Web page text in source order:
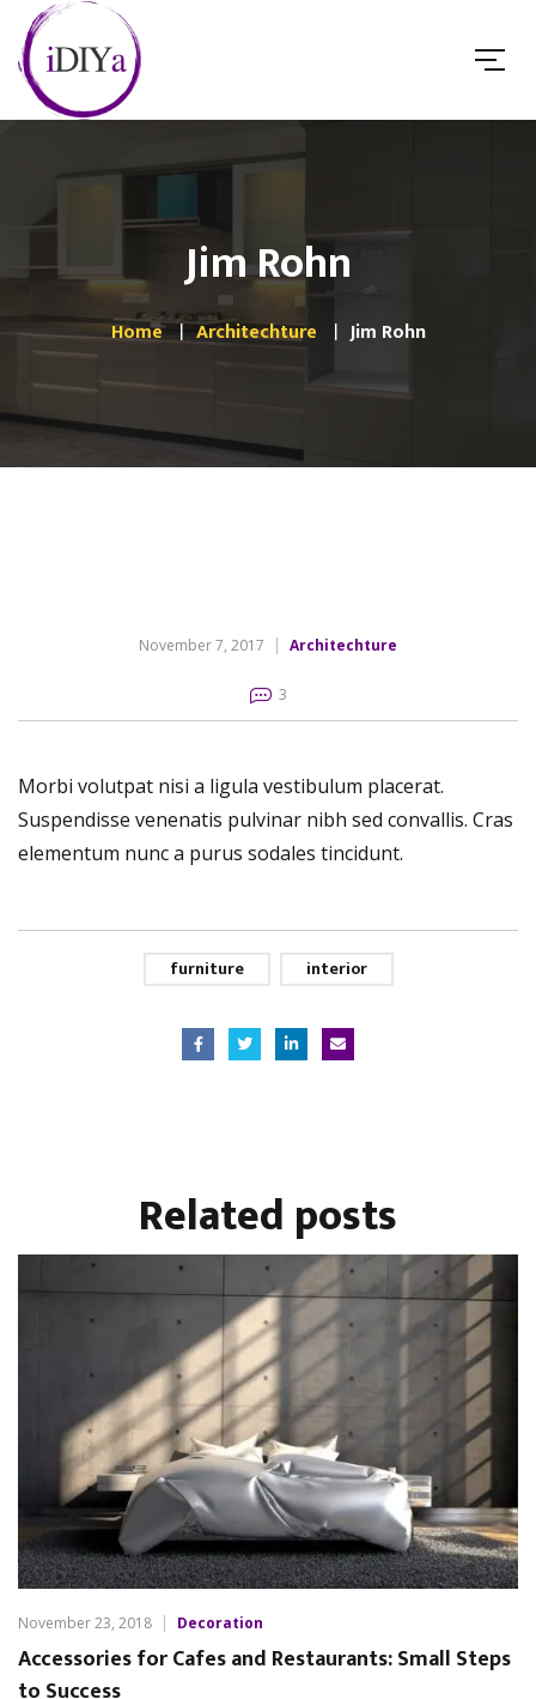
Jim Rohn
Home Architechture Jim Rohn
November 7, 2017 Architechture
3
Morbi volutpat nisi a ligula vestibulum placerat.
Suspendisse venenatis pulvinar nibh sed convallis. Cras
elementum nunc a purus sodales tincidunt.
furniture interior
Related posts
November 23, 2018 Decoration
Accessories for Cafes and Restaurants: Small Steps
to Success